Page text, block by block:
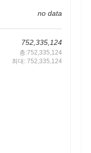
no data
752,335,124
총:752,335,124
최대: 752,335,124